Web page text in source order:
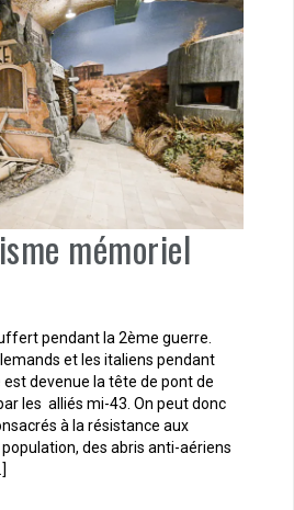
mémoriel
pendant la 2ème guerre.
et les italiens pendant
devenue la tête de pont de
les alliés mi-43. On peut donc
à la résistance aux
des abris anti-aériens